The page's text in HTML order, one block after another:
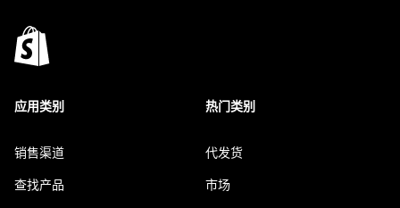
应用类别
销售渠道
查找产品
热门类别
代发货
市场